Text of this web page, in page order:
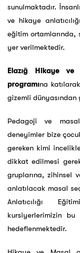
sunulmaktadır.
ve hikaye
eğitim
yer verilmektedir.
Elazığ Hikaye ve
programına
gizemli
Pedagoji ve masal
deneyimler bize
gereken kimi
dikkat edilmesi
gruplarına, zihinsel
anlatılacak masal
Anlatıcılığı
kursiyerlerimizin bu
hedeflenmektedir.